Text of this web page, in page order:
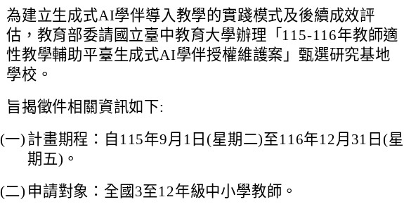
為建立生成式AI學伴導入教學的實踐模式及後續成效評
估，教育部委請國立臺中教育大學辦理「115-116年教師適
性教學輔助平臺生成式AI學伴授權維護案」甄選研究基地
學校。
旨揭徵件相關資訊如下:
(一) 計畫期程：自115年9月1日(星期二)至116年12月31日(星
期五)。
(二) 申請對象：全國3至12年級中小學教師。